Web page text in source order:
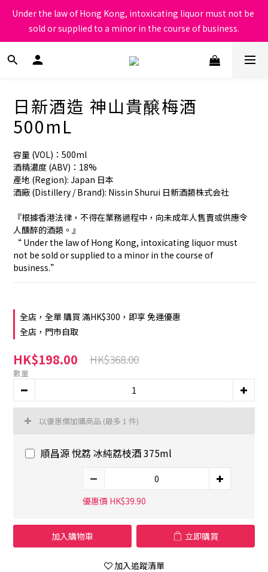
根據香港法律，不得在業務過程中，向未成年人售賣或供應令人醺
醉的酒類
Under the law of Hong Kong, intoxicating liquor must not be
sold or supplied to a minor in the course of business.
根據香港法律，不得在業務過程中，向未成年人售賣或供應令人醺
日新酒造 神山貴醸梅酒
500mL
容量 (VOL)：500ml
酒精濃度 (ABV)：18%
產地 (Region): Japan 日本
酒廠 (Distillery / Brand): Nissin Shurui 日新酒類株式会社
『根據香港法律，不得在業務過程中，向未成年人售賣或供應令
人醺醉的酒類。』
“ Under the law of Hong Kong, intoxicating liquor must
not be sold or supplied to a minor in the course of
business.”
全店，全單 購買 滿HK$300，即享 免運優惠
全店，門市自取
HK$198.00 HK$368.00
數量
以優惠價加購商品 (最多 1 件)
順昌源 悅荔 冰純荔枝酒 375ml
優惠價 HK$39.90
加入購物車 立即購買
加入追蹤清單